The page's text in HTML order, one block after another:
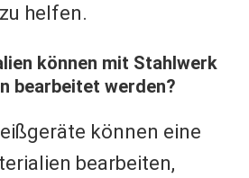
helfen.
können mit Stahlwerk
bearbeitet werden?
können eine
bearbeiten,